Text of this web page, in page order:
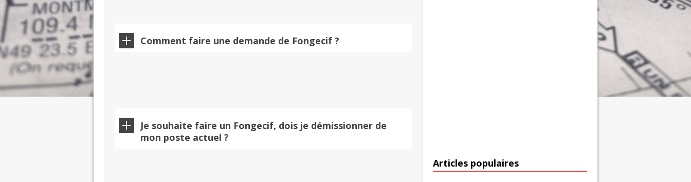
Comment faire une demande de Fongecif ?
Je souhaite faire un Fongecif, dois je démissionner de
mon poste actuel ?
Articles populaires